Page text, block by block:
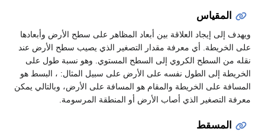
المقياس
إلى إيجاد العلاقة بين أبعاد المظاهر على سطح الأرض وأبعادها
الخريطة. أي معرفة مقدار التصغير الذي يصيب سطح الأرض عند
من السطح الكروي إلى السطح المستوي. وهو نسبة طول على
إلى الطول نفسه على الأرض على سبيل المثال: ، البسط هو
على الخريطة والمقام هو المسافة على الأرض، وبالتالي يمكن
التصغير الذي أصاب الأرض أو المنطقة المرسومة.
المسقط